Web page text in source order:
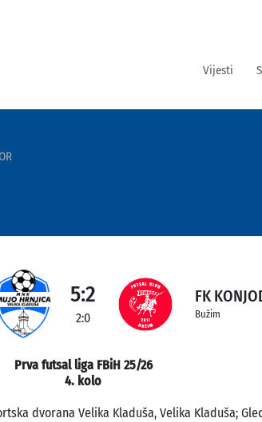
Vijesti
5:2
2:0
FK
Bužim
Prva futsal liga FBiH 25/26
4. kolo
dvorana Velika Kladuša, Velika Kladuša;